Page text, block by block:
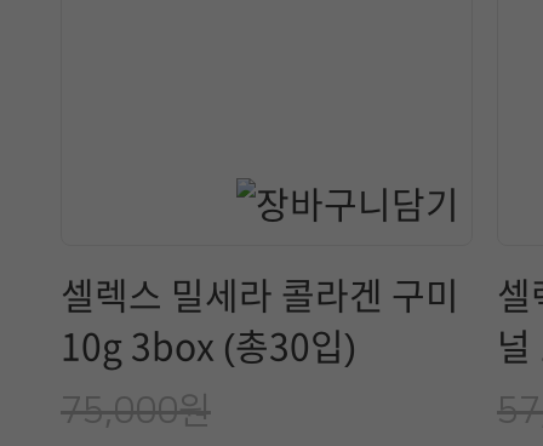
셀렉스 밀세라 콜라겐 구미
10g 3box (총30입)
75,000원
셀